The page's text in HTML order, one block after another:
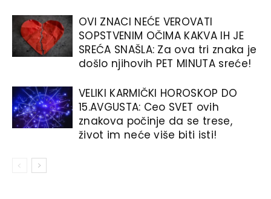
OVI ZNACI NEĆE VEROVATI
SOPSTVENIM OČIMA KAKVA IH JE
SREĆA SNAŠLA: Za ova tri znaka je
došlo njihovih PET MINUTA sreće!
VELIKI KARMIČKI HOROSKOP DO
15.AVGUSTA: Ceo SVET ovih
znakova počinje da se trese,
život im neće više biti isti!